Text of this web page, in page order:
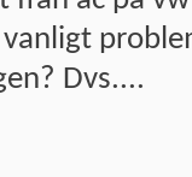
Dvs....